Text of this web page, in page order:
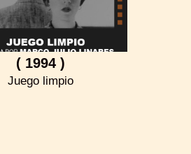
( 1994 )
Juego limpio